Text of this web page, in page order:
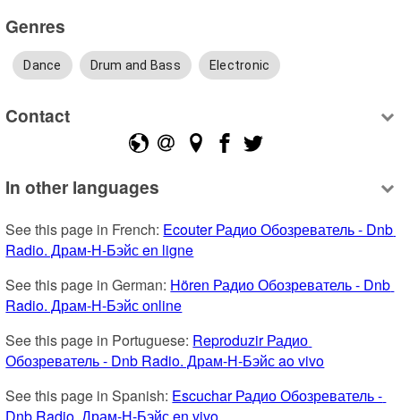
Genres
Dance Drum and Bass Electronic
Contact
In other languages
See this page in French: Ecouter Радио Обозреватель - Dnb
Radio. Драм-Н-Бэйс en ligne
See this page in German: Hören Радио Обозреватель - Dnb
Radio. Драм-Н-Бэйс online
See this page in Portuguese: Reproduzir Радио
Обозреватель - Dnb Radio. Драм-Н-Бэйс ao vivo
See this page in Spanish: Escuchar Радио Обозреватель -
Dnb Radio. Драм-Н-Бэйс en vivo